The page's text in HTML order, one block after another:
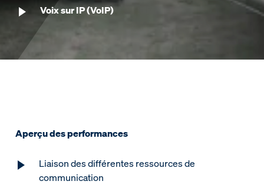
Voix sur IP (VoIP)
Aperçu des performances
Liaison des différentes ressources de
communication